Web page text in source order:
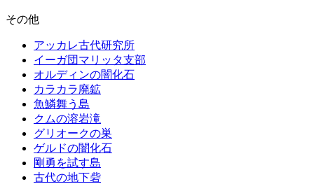
その他
アッカレ古代研究所
イーガ団マリッタ支部
オルディンの闇化石
カラカラ廃鉱
魚鱗舞う島
クムの溶岩滝
グリオークの巣
ゲルドの闇化石
剛勇を試す島
古代の地下砦